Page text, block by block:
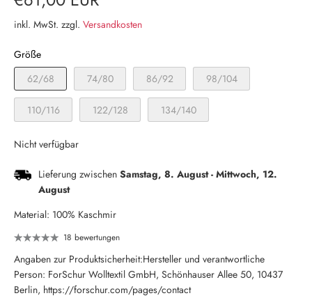
inkl. MwSt. zzgl. Versandkosten
Größe
62/68
74/80 86/92 98/104
110/116 122/128 134/140
Nicht verfügbar
Lieferung zwischen Samstag, 8. August- Mittwoch, 12.
August
Material: 100% Kaschmir
18 bewertungen
Angaben zur Produktsicherheit:Hersteller und verantwortliche
Person: ForSchur Wolltextil GmbH, Schönhauser Allee 50, 10437
Berlin, https://forschur.com/pages/contact